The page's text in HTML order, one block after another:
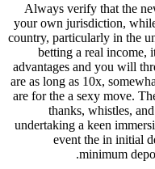
Always verify
your own
country,
betting a real
advantages and
are as long as 10x,
are for the a sexy
thanks,
undertaking a
event the